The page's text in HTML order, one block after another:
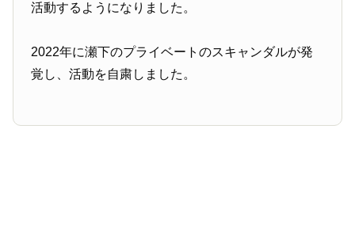
活動するようになりました。
2022年に瀬下のプライベートのスキャンダルが発
覚し、活動を自粛しました。